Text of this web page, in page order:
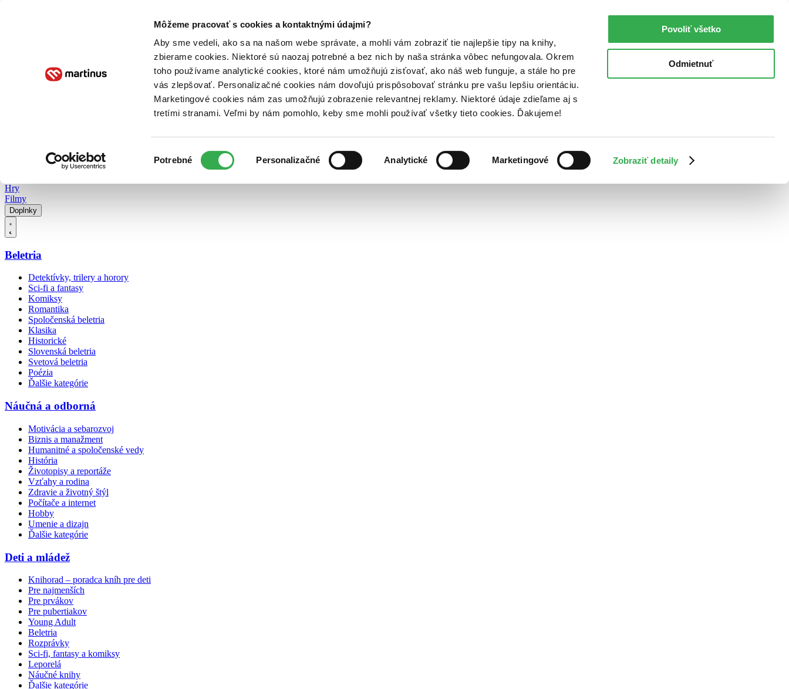
Môžeme pracovať s cookies a kontaktnými údajmi?
Aby sme vedeli, ako sa na našom webe správate, a mohli vám zobraziť tie najlepšie tipy na knihy,
zbierame cookies. Niektoré sú naozaj potrebné a bez nich by naša stránka vôbec nefungovala. Okrem
toho používame analytické cookies, ktoré nám umožňujú zisťovať, ako náš web funguje, a stále ho pre
vás zlepšovať. Personalizačné cookies nám dovoľujú prispôsobovať stránku pre vašu lepšiu orientáciu.
Marketingové cookies nám zas umožňujú zobrazenie relevantnej reklamy. Niektoré údaje zdieľame aj s
tretími stranami. Veľmi by nám pomohlo, keby sme mohli používať všetky tieto cookies. Ďakujeme!
súhlasu
Potrebné Personalizačné Analytické Marketingové Zobraziť detaily
Povoliť všetko
Odmietnuť
Poukážky Kontakt
Hry
Filmy
Doplnky
Beletria
Detektívky, trilery a horory
Sci-fi a fantasy
Komiksy
Romantika
Spoločenská beletria
Klasika
Historické
Slovenská beletria
Svetová beletria
Poézia
Ďalšie kategórie
Náučná a odborná
Motivácia a sebarozvoj
Biznis a manažment
Humanitné a spoločenské vedy
História
Životopisy a reportáže
Vzťahy a rodina
Zdravie a životný štýl
Počítače a internet
Hobby
Umenie a dizajn
Ďalšie kategórie
Deti a mládež
Knihorad – poradca kníh pre deti
Pre najmenších
Pre prvákov
Pre pubertiakov
Young Adult
Beletria
Rozprávky
Sci-fi, fantasy a komiksy
Leporelá
Náučné knihy
Ďalšie kategórie